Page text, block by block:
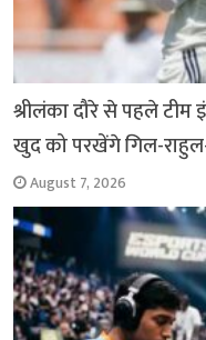
श्रीलंका दौरे से पहले टीम
खुद को परखेंगे गिल-
August 7, 2026